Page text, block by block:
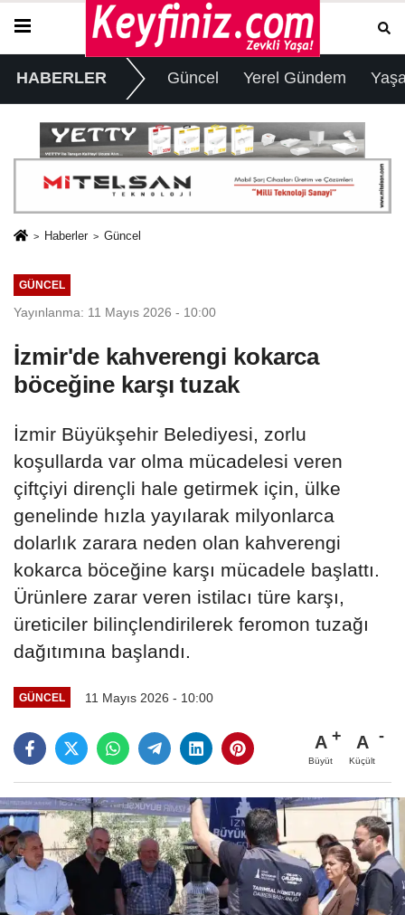
HABERLER Güncel Yerel Gündem
Haberler Güncel
GÜNCEL
Yayınlanma: 11 Mayıs 2026 - 10:00
İzmir'de kahverengi kokarca
böceğine karşı tuzak
İzmir Büyükşehir Belediyesi, zorlu
koşullarda var olma mücadelesi veren
çiftçiyi dirençli hale getirmek için, ülke
genelinde hızla yayılarak milyonlarca
dolarlık zarara neden olan kahverengi
kokarca böceğine karşı mücadele başlattı.
Ürünlere zarar veren istilacı türe karşı,
üreticiler bilinçlendirilerek feromon tuzağı
dağıtımına başlandı.
GÜNCEL 11 Mayıs 2026 - 10:00
A
Büyüt
A
Küçült